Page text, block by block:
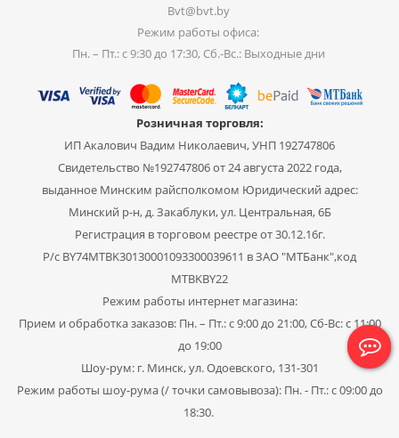
Bvt@bvt.by
Режим работы офиса:
Пн. – Пт.: с 9:30 до 17:30, Сб.-Вс.: Выходные дни
Розничная торговля:
ИП Акалович Вадим Николаевич, УНП 192747806
Свидетельство №192747806 от 24 августа 2022 года,
выданное Минским райсполкомом Юридический адрес:
Минский р-н, д. Закаблуки, ул. Центральная, 6Б
Регистрация в торговом реестре от 30.12.16г.
Р/с BY74MTBK30130001093300039611 в ЗАО "МТБанк",код
MTBKBY22
Режим работы интернет магазина:
Прием и обработка заказов: Пн. – Пт.: с 9:00 до 21:00, Сб-Вс: с 11:00
до 19:00
Шоу-рум: г. Минск, ул. Одоевского, 131-301
Режим работы шоу-рума (/ точки самовывоза): Пн. - Пт.: с 09:00 до
18:30.